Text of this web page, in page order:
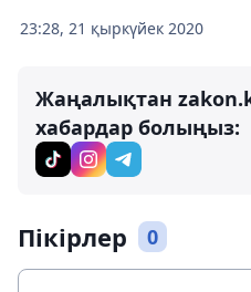
23:28, 21 қыркүйек 2020
Жаңалықтан
хабардар болыңыз:
Пікірлер 0